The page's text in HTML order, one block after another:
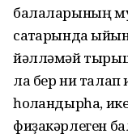
балаларының
саҡтарында
йәлләмәй
ла бер ни талап
һоҡландырһа,
фиҙакәрлеген